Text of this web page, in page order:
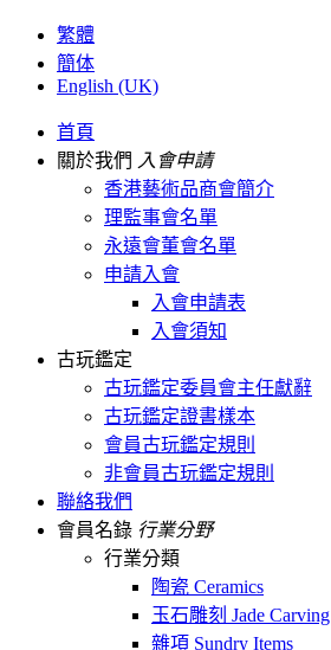
繁體
簡体
English (UK)
首頁
關於我們 入會申請
香港藝術品商會簡介
理監事會名單
永遠會董會名單
申請入會
入會申請表
入會須知
古玩鑑定
古玩鑑定委員會主任獻辭
古玩鑑定證書樣本
會員古玩鑑定規則
非會員古玩鑑定規則
聯絡我們
會員名錄 行業分野
行業分類
陶瓷 Ceramics
玉石雕刻 Jade Carving
雜項 Sundry Items